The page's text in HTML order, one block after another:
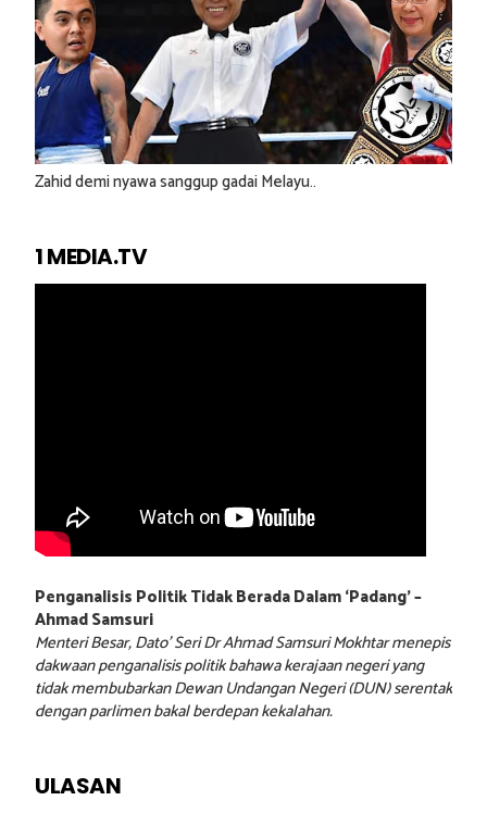
Zahid demi nyawa sanggup gadai Melayu..
1 MEDIA.TV
Penganalisis Politik Tidak Berada Dalam ‘Padang’ –
Ahmad Samsuri
Menteri Besar, Dato’ Seri Dr Ahmad Samsuri Mokhtar menepis
dakwaan penganalisis politik bahawa kerajaan negeri yang
tidak membubarkan Dewan Undangan Negeri (DUN) serentak
dengan parlimen bakal berdepan kekalahan.
ULASAN